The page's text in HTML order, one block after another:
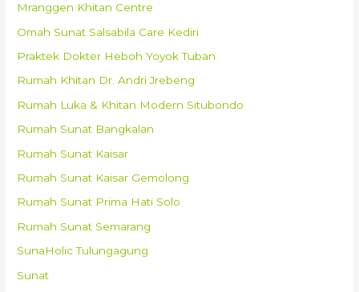
Mranggen Khitan Centre
Omah Sunat Salsabila Care Kediri
Praktek Dokter Heboh Yoyok Tuban
Rumah Khitan Dr. Andri Jrebeng
Rumah Luka & Khitan Modern Situbondo
Rumah Sunat Bangkalan
Rumah Sunat Kaisar
Rumah Sunat Kaisar Gemolong
Rumah Sunat Prima Hati Solo
Rumah Sunat Semarang
SunaHolic Tulungagung
Sunat